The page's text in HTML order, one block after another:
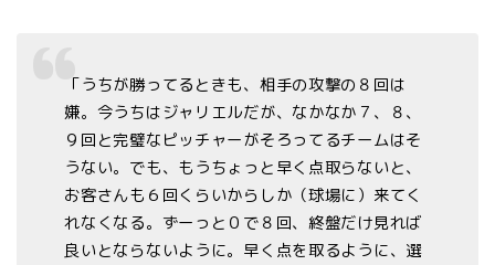
「うちが勝ってるときも、相手の攻撃の８回は
嫌。今うちはジャリエルだが、なかなか７、８、
９回と完璧なピッチャーがそろってるチームはそ
うない。でも、もうちょっと早く点取らないと、
お客さんも６回くらいからしか（球場に）来てく
れなくなる。ずーっと０で８回、終盤だけ見れば
良いとならないように。早く点を取るように、選